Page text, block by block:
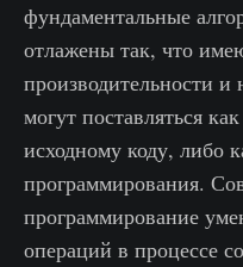
фундаментальные
отлажены так, что
производительности
могут поставляться
исходному коду, либо
программирования.
программирование
операций в процессе